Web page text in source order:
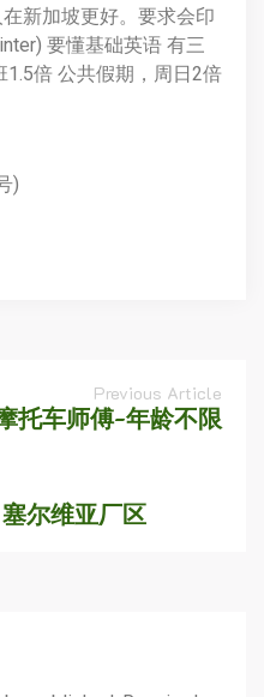
新加坡更好。要求会印
要懂基础英语 有三
倍 公共假期，周日2倍
)
Previous Article
托车师傅-年龄不限
尔维亚厂区